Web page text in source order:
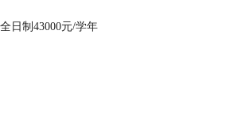
日制43000元/学年